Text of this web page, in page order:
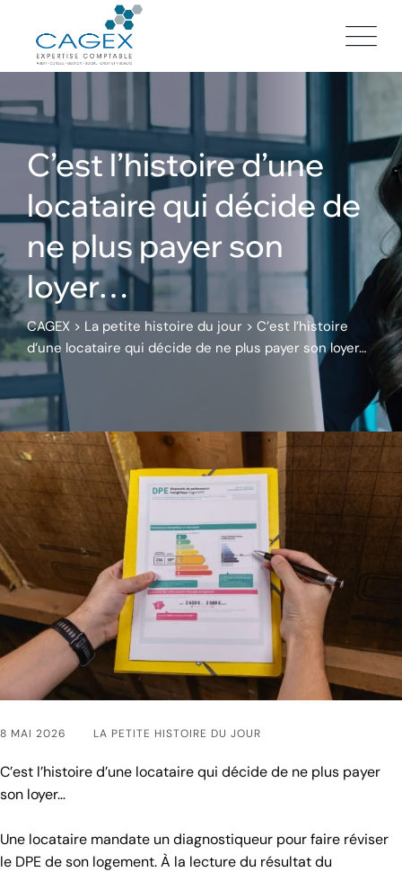
content
C’est l’histoire d’une
locataire qui décide de
ne plus payer son
loyer…
CAGEX > La petite histoire du jour > C’est l’histoire
d’une locataire qui décide de ne plus payer son loyer…
8 MAI 2026 LA PETITE HISTOIRE DU JOUR
C’est l’histoire d’une locataire qui décide de ne plus payer
son loyer…
Une locataire mandate un diagnostiqueur pour faire réviser
le DPE de son logement. À la lecture du résultat du